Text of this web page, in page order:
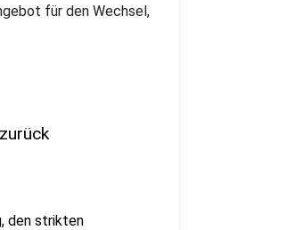
für den Wechsel,
den strikten